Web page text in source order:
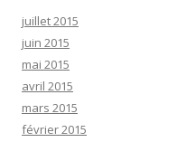
juillet 2015
juin 2015
mai 2015
avril 2015
mars 2015
février 2015